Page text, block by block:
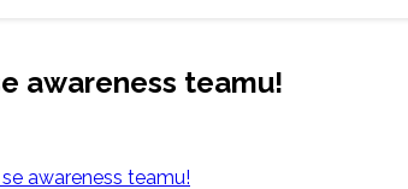
awareness teamu!
awareness teamu!